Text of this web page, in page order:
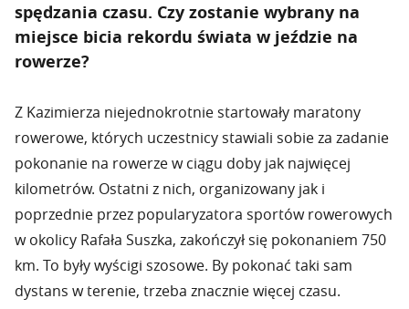
spędzania czasu. Czy zostanie wybrany na
miejsce bicia rekordu świata w jeździe na
rowerze?
Z Kazimierza niejednokrotnie startowały maratony
rowerowe, których uczestnicy stawiali sobie za zadanie
pokonanie na rowerze w ciągu doby jak najwięcej
kilometrów. Ostatni z nich, organizowany jak i
poprzednie przez popularyzatora sportów rowerowych
w okolicy Rafała Suszka, zakończył się pokonaniem 750
km. To były wyścigi szosowe. By pokonać taki sam
dystans w terenie, trzeba znacznie więcej czasu.